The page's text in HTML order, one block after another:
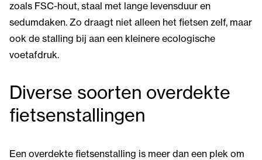
zoals FSC-hout, staal met lange levensduur en
sedumdaken. Zo draagt niet alleen het fietsen zelf, maar
ook de stalling bij aan een kleinere ecologische
voetafdruk.
Diverse soorten overdekte
fietsenstallingen
Een overdekte fietsenstalling is meer dan een plek om